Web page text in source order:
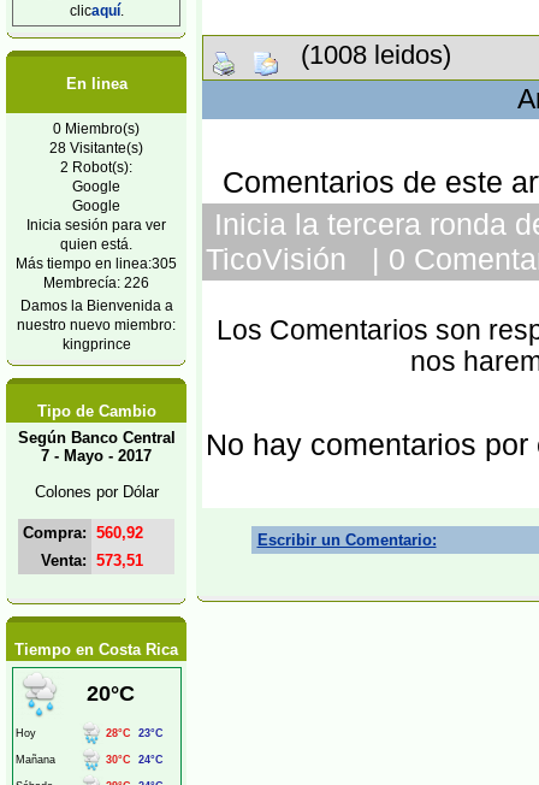
clicaquí.
En linea
0 Miembro(s)
28 Visitante(s)
2 Robot(s):
Google
Google
Inicia sesión para ver
quien está.
Más tiempo en linea:305
Membrecía: 226
Damos la Bienvenida a
nuestro nuevo miembro:
kingprince
Tipo de Cambio
Según Banco Central
7 - Mayo - 2017
Colones por Dólar
Compra: 560,92
Venta: 573,51
Tiempo en Costa Rica
(1008 leidos)
Comentarios de este
Inicia la tercera ronda
TicoVisión | 0
Los Comentarios son
nos
No hay comentarios por
Escribir un Comentario: